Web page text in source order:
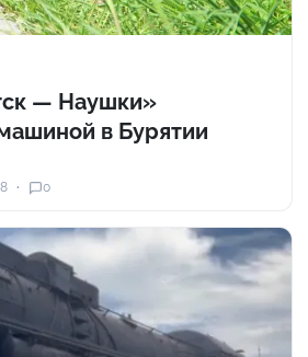
— Наушки»
в Бурятии
0